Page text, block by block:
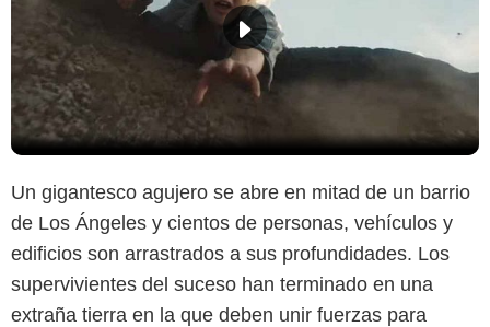
Un gigantesco agujero se abre en mitad de un barrio
de Los Ángeles y cientos de personas, vehículos y
edificios son arrastrados a sus profundidades. Los
supervivientes del suceso han terminado en una
extraña tierra en la que deben unir fuerzas para